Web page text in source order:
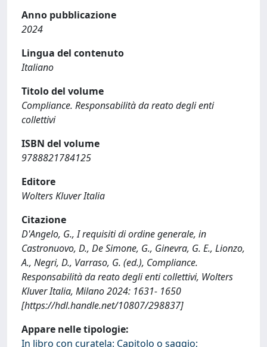
Anno pubblicazione
2024
Lingua del contenuto
Italiano
Titolo del volume
Compliance. Responsabilità da reato degli enti
collettivi
ISBN del volume
9788821784125
Editore
Wolters Kluver Italia
Citazione
D'Angelo, G., I requisiti di ordine generale, in
Castronuovo, D., De Simone, G., Ginevra, G. E., Lionzo,
A., Negri, D., Varraso, G. (ed.), Compliance.
Responsabilità da reato degli enti collettivi, Wolters
Kluver Italia, Milano 2024: 1631- 1650
[https://hdl.handle.net/10807/298837]
Appare nelle tipologie:
In libro con curatela: Capitolo o saggio;